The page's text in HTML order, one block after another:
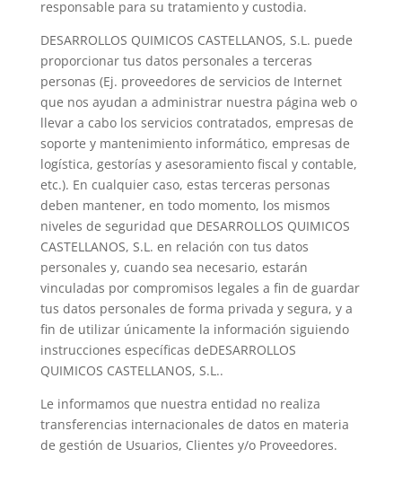
responsable para su tratamiento y custodia.
DESARROLLOS QUIMICOS CASTELLANOS, S.L. puede
proporcionar tus datos personales a terceras
personas (Ej. proveedores de servicios de Internet
que nos ayudan a administrar nuestra página web o
llevar a cabo los servicios contratados, empresas de
soporte y mantenimiento informático, empresas de
logística, gestorías y asesoramiento fiscal y contable,
etc.). En cualquier caso, estas terceras personas
deben mantener, en todo momento, los mismos
niveles de seguridad que DESARROLLOS QUIMICOS
CASTELLANOS, S.L. en relación con tus datos
personales y, cuando sea necesario, estarán
vinculadas por compromisos legales a fin de guardar
tus datos personales de forma privada y segura, y a
fin de utilizar únicamente la información siguiendo
instrucciones específicas deDESARROLLOS
QUIMICOS CASTELLANOS, S.L..
Le informamos que nuestra entidad no realiza
transferencias internacionales de datos en materia
de gestión de Usuarios, Clientes y/o Proveedores.